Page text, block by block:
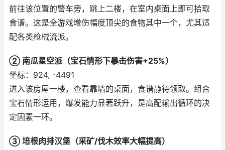
前往该位置的警车旁，跳上二楼，在室内桌面上即可拾取
食谱。这是全游戏增伤幅度顶尖的食物其中一个，尤其适
配各类枪械流派。
② 南瓜星空派（宝石情形下暴击伤害+25%）
坐标：924, -4491
进入该房屋一楼，查看靠墙的桌面，食谱静待领取。组合
宝石情形运用，爆发能力显著跃升，是高配输出循环的决
定因素一环。
③ 培根肉排汉堡（采矿/伐木效率大幅提高）